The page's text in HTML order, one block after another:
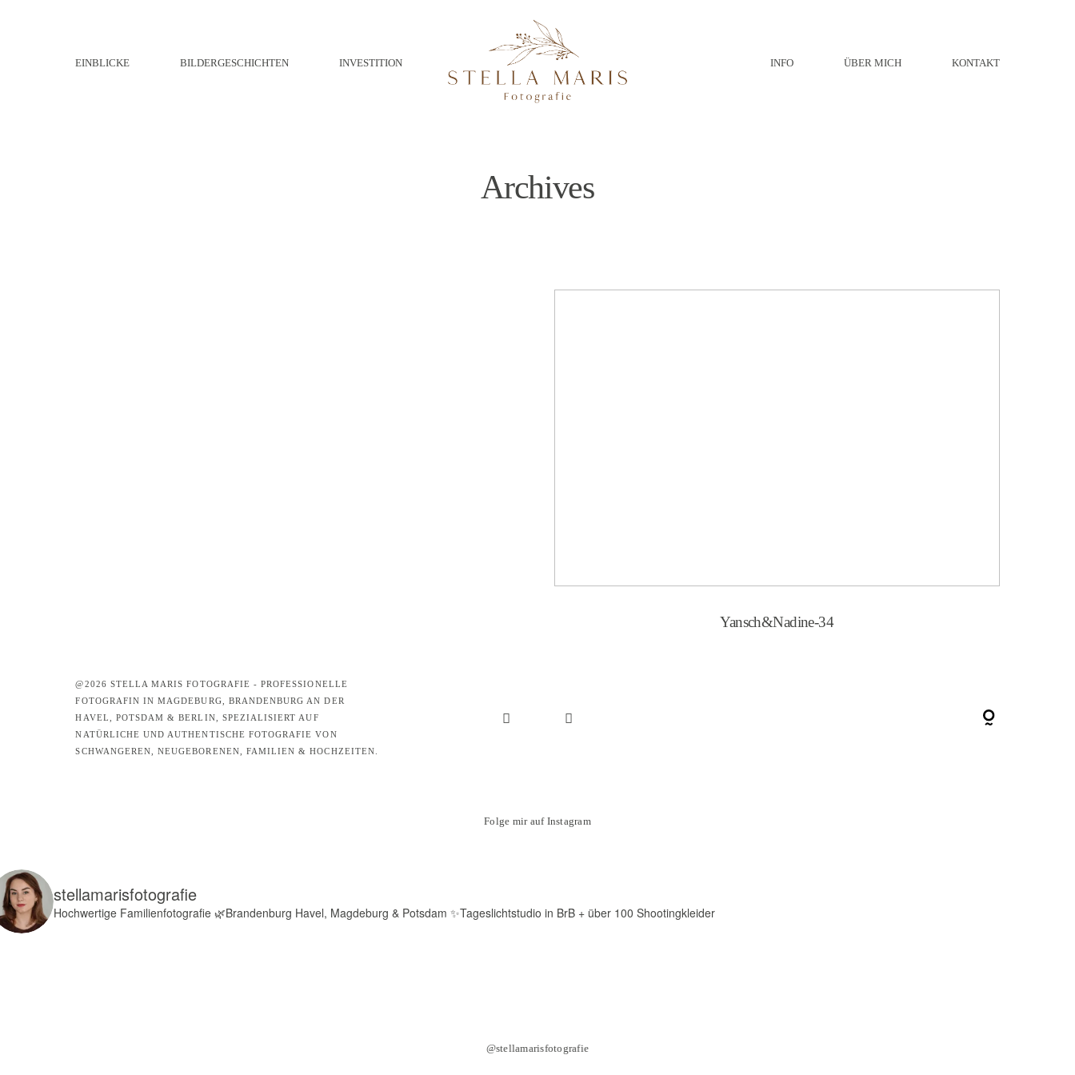
EINBLICKE BILDERGESCHICHTEN INVESTITION INFO ÜBER MICH KONTAKT
Archives
Yansch&Nadine-34
@2026 STELLA MARIS FOTOGRAFIE - PROFESSIONELLE
FOTOGRAFIN IN MAGDEBURG, BRANDENBURG AN DER
HAVEL, POTSDAM & BERLIN, SPEZIALISIERT AUF
NATÜRLICHE UND AUTHENTISCHE FOTOGRAFIE VON
SCHWANGEREN, NEUGEBORENEN, FAMILIEN & HOCHZEITEN.
Folge mir auf Instagram
@stellamarisfotografie
stellamarisfotografie
Hochwertige Familienfotografie🌿Brandenburg Havel, Magdeburg & Potsdam ✨Tageslichtstudio in BrB + über 100 Shootingkleider